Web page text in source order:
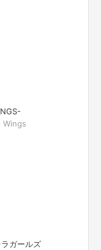
Wings
ガールズ